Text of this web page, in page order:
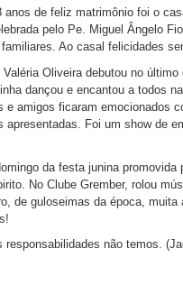
anos de feliz matrimônio foi o
pelo Pe. Miguel Ângelo
Ao casal felicidades
Oliveira debutou no último
dançou e encantou a todos
amigos ficaram emocionados
Foi um show de
da festa junina promovida
No Clube Grember, rolou
de guloseimas da época, muita
não temos.